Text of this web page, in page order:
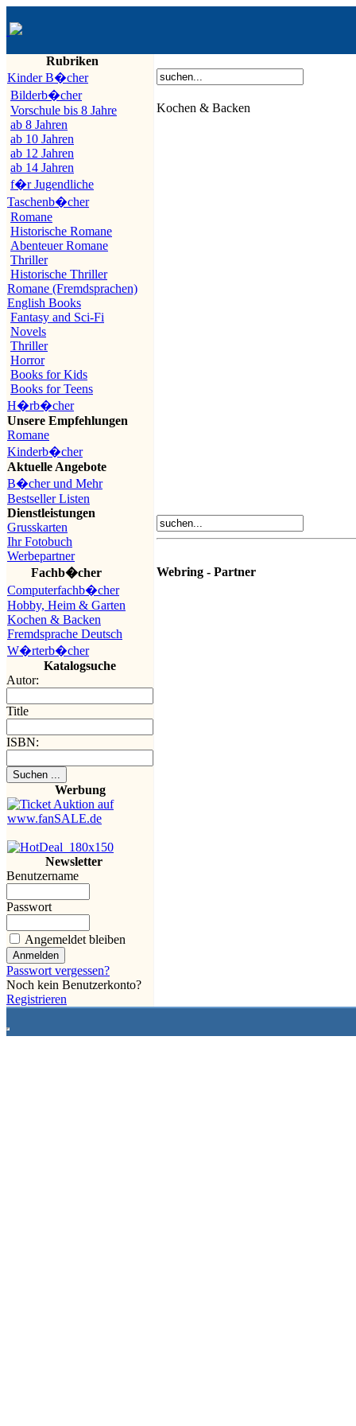
Rubriken
Kinder B�cher
Bilderb�cher
Vorschule bis 8 Jahre
ab 8 Jahren
ab 10 Jahren
ab 12 Jahren
ab 14 Jahren
f�r Jugendliche
Taschenb�cher
Romane
Historische Romane
Abenteuer Romane
Thriller
Historische Thriller
Romane (Fremdsprachen)
English Books
Fantasy and Sci-Fi
Novels
Thriller
Horror
Books for Kids
Books for Teens
H�rb�cher
Unsere Empfehlungen
Romane
Kinderb�cher
Aktuelle Angebote
B�cher und Mehr
Bestseller Listen
Dienstleistungen
Grusskarten
Ihr Fotobuch
Werbepartner
Fachb�cher
Computerfachb�cher
Hobby, Heim & Garten
Kochen & Backen
Fremdsprache Deutsch
W�rterb�cher
Katalogsuche
Autor:
Title
ISBN:
Werbung
Newsletter
Benutzername
Passwort
Angemeldet bleiben
Passwort vergessen?
Noch kein Benutzerkonto?
Registrieren
Kochen & Backen
Webring - Partner